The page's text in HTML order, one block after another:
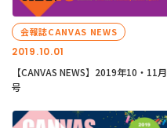
2019.10.01
会報誌CANVAS NEWS
【CANVAS NEWS】2019年10・11月
号